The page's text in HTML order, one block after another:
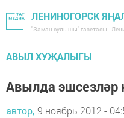
ЛЕНИНОГОРСК
"Заман сулышы" газетасы -
АВЫЛ ХУҖАЛЫГЫ
Авылда эшсезләр
автор, 9 ноябрь 2012 -